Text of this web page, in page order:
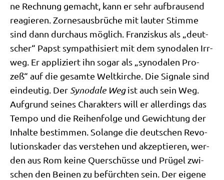
ne Rech­nung gemacht, kann er sehr auf­brau­send
reagie­ren. Zor­nes­aus­brü­che mit lau­ter Stim­me
sind dann durch­aus mög­lich. Fran­zis­kus als „deut­
scher“ Papst sym­pa­thi­siert mit dem syn­oda­len Irr­
weg. Er appli­ziert ihn sogar als „syn­oda­len Pro­
zeß“ auf die gesam­te Welt­kir­che. Die Signa­le sind
ein­deu­tig. Der Syn­oda­le Wegist auch sein Weg.
Auf­grund sei­nes Cha­rak­ters will er aller­dings das
Tem­po und die Rei­hen­fol­ge und Gewich­tung der
Inhal­te bestim­men. Solan­ge die deut­schen Revo­
lu­ti­ons­ka­der das ver­ste­hen und akzep­tie­ren, wer­
den aus Rom kei­ne Quer­schüs­se und Prü­gel zwi­
schen den Bei­nen zu befürch­ten sein. Der eige­ne